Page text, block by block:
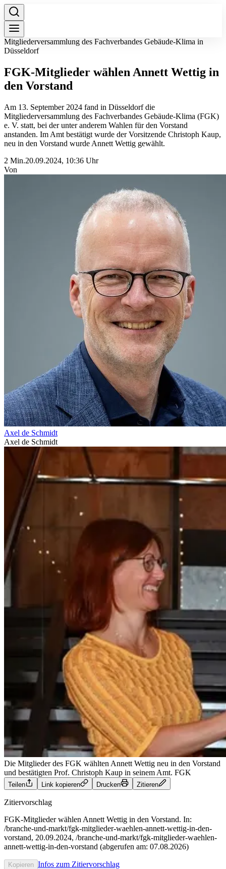
Mitgliederversammlung des Fachverbandes Gebäude-Klima in
Düsseldorf
FGK-Mitglieder wählen Annett Wettig in
den Vorstand
Am 13. September 2024 fand in Düsseldorf die
Mitgliederversammlung des Fachverbandes Gebäude-Klima (FGK)
e. V. statt, bei der unter anderem Wahlen für den Vorstand
anstanden. Im Amt bestätigt wurde der Vorsitzende Christoph Kaup,
neu in den Vorstand wurde Annett Wettig gewählt.
2 Min.20.09.2024, 10:36 Uhr
Von
Axel de Schmidt
Axel de Schmidt
Die Mitglieder des FGK wählten Annett Wettig neu in den Vorstand
und bestätigten Prof. Christoph Kaup in seinem Amt. FGK
Teilen Link kopieren Drucken Zitieren
Zitiervorschlag
FGK-Mitglieder wählen Annett Wettig in den Vorstand. In:
/branche-und-markt/fgk-mitglieder-waehlen-annett-wettig-in-den-
vorstand, 20.09.2024, /branche-und-markt/fgk-mitglieder-waehlen-
annett-wettig-in-den-vorstand (abgerufen am: 07.08.2026)
Kopieren Infos zum Zitiervorschlag